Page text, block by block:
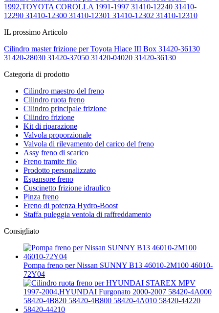
1992,TOYOTA COROLLA 1991-1997 31410-12240 31410-
12290 31410-12300 31410-12301 31410-12302 31410-12310
IL prossimo Articolo
Cilindro master frizione per Toyota Hiace III Box 31420-36130
31420-28030 31420-37050 31420-04020 31420-36130
Categoria di prodotto
Cilindro maestro del freno
Cilindro ruota freno
Cilindro principale frizione
Cilindro frizione
Kit di riparazione
Valvola proporzionale
Valvola di rilevamento del carico del freno
Assy freno di scarico
Freno tramite filo
Prodotto personalizzato
Espansore freno
Cuscinetto frizione idraulico
Pinza freno
Freno di potenza Hydro-Boost
Staffa puleggia ventola di raffreddamento
Consigliato
Pompa freno per Nissan SUNNY B13 46010-2M100 46010-
72Y04